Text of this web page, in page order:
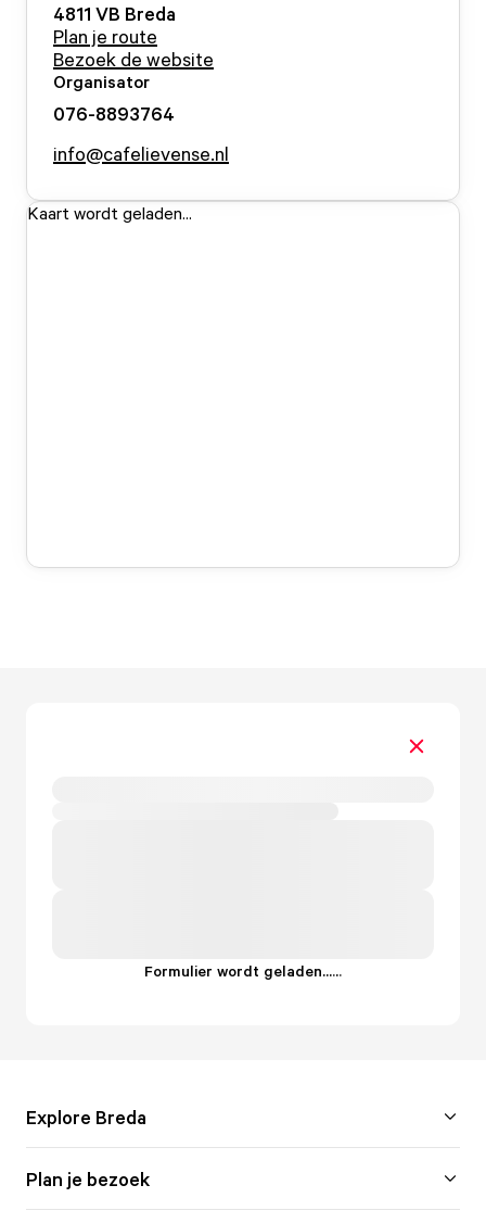
4811 VB Breda
Plan je route
Bezoek de website
Organisator
076-8893764
info@cafelievense.nl
Kaart wordt geladen...
Formulier wordt geladen......
Explore Breda
Plan je bezoek